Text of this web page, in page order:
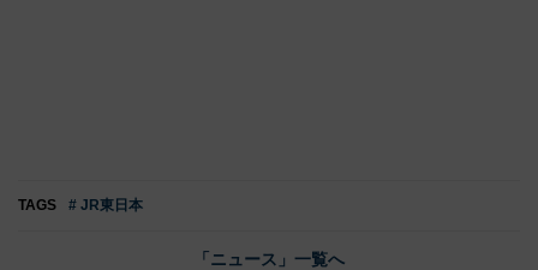
TAGS # JR東日本
「ニュース」一覧へ